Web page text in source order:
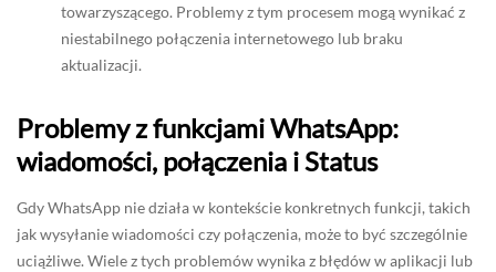
towarzyszącego. Problemy z tym procesem mogą wynikać z
niestabilnego połączenia internetowego lub braku
aktualizacji.
Problemy z funkcjami WhatsApp:
wiadomości, połączenia i Status
Gdy WhatsApp nie działa w kontekście konkretnych funkcji, takich
jak wysyłanie wiadomości czy połączenia, może to być szczególnie
uciążliwe. Wiele z tych problemów wynika z błędów w aplikacji lub